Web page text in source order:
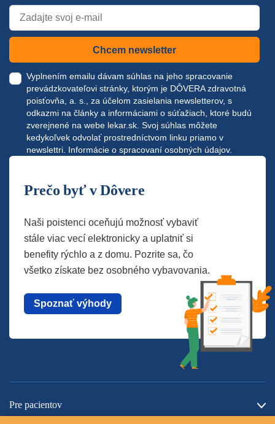
Chcem newsletter
Vyplnením emailu dávam súhlas na jeho spracovanie
prevádzkovateľovi stránky, ktorým je DÔVERA zdravotná
poisťovňa, a. s., za účelom zasielania newsletterov, s
odkazmi na články a informáciami o súťažiach, ktoré budú
zverejnené na webe lekar.sk . Svoj súhlas môžete
kedykoľvek odvolať prostredníctvom linku priamo v
newslettri. Informácie o spracovaní osobných údajov.
Prečo byť v Dôvere
Naši poistenci oceňujú možnosť vybaviť
stále viac vecí elektronicky a uplatniť si
benefity rýchlo a z domu. Pozrite sa, čo
všetko získate bez osobného vybavovania.
Spoznať výhody
Pre pacientov